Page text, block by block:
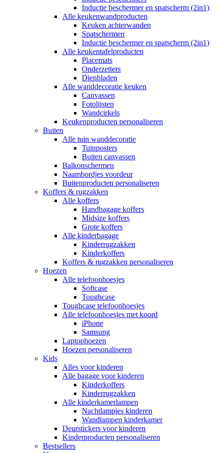
Inductie beschermer en spatscherm (2in1)
Alle keukenwandproducten
Keuken achterwanden
Spatschermen
Inductie beschermer en spatscherm (2in1)
Alle keukentafelproducten
Placemats
Onderzetters
Dienbladen
Alle wanddecoratie keuken
Canvassen
Fotolijsten
Wandcirkels
Keukenproducten personaliseren
Buiten
Alle tuin wanddecoratie
Tuinposters
Buiten canvassen
Balkonschermen
Naambordjes voordeur
Buitenproducten personaliseren
Koffers & rugzakken
Alle koffers
Handbagage koffers
Midsize koffers
Grote koffers
Alle kinderbagage
Kinderrugzakken
Kinderkoffers
Koffers & rugzakken personaliseren
Hoezen
Alle telefoonhoesjes
Softcase
Toughcase
Toughcase telefoonhoesjes
Alle telefoonhoesjes met koord
iPhone
Samsung
Laptophoezen
Hoezen personaliseren
Kids
Alles voor kinderen
Alle bagage voor kinderen
Kinderkoffers
Kinderrugzakken
Alle kinderkamerlampen
Nachtlampjes kinderen
Wandlampen kinderkamer
Deurstickers voor kinderen
Kinderproducten personaliseren
Bestsellers